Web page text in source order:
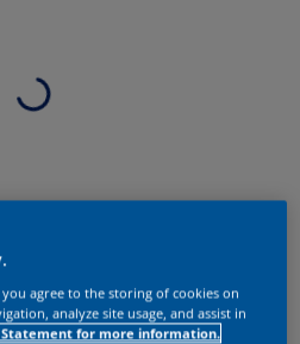
you agree to the storing of cookies on
analyze site usage, and assist in
Statement for more information.